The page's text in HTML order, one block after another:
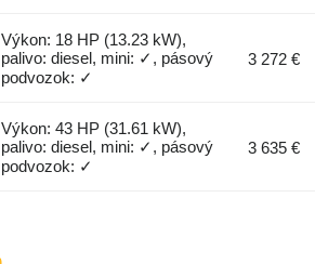
Výkon: 18 HP (13.23 kW),
palivo: diesel, mini: ✓, pásový
podvozok: ✓
3 272 €
Výkon: 43 HP (31.61 kW),
palivo: diesel, mini: ✓, pásový
podvozok: ✓
3 635 €